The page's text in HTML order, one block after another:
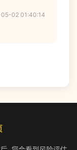
02 01:40:14